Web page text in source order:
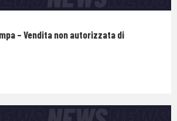
– Vendita non autorizzata di